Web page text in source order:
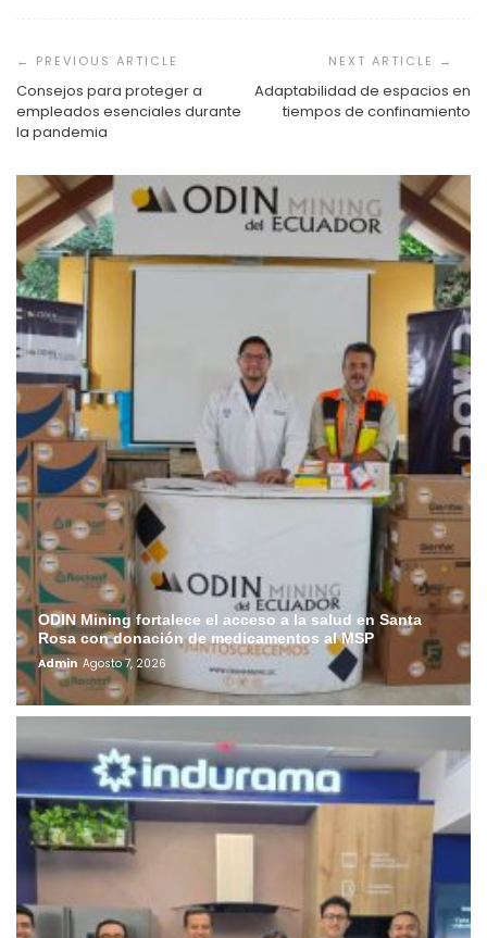
de
entradas
Consejos para proteger a
empleados esenciales durante
la pandemia
Adaptabilidad de espacios en
tiempos de confinamiento
ODIN Mining fortalece el acceso a la salud en Santa
Rosa con donación de medicamentos al MSP
Admin Agosto 7, 2026